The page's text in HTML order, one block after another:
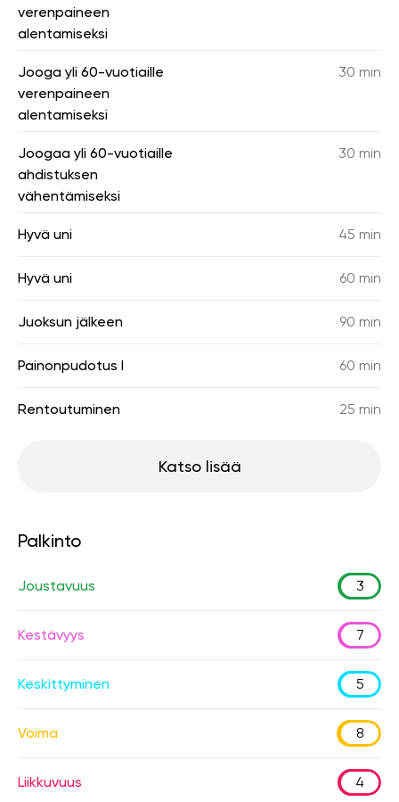
verenpaineen
alentamiseksi
Jooga yli 60-vuotiaille
verenpaineen
alentamiseksi
30 min
Joogaa yli 60-vuotiaille
ahdistuksen
vähentämiseksi
30 min
Hyvä uni 45 min
Hyvä uni 60 min
Juoksun jälkeen 90 min
Painonpudotus I 60 min
Rentoutuminen 25 min
Katso lisää
Palkinto
Joustavuus 3
Kestävyys 7
Keskittyminen 5
Voima 8
Liikkuvuus 4